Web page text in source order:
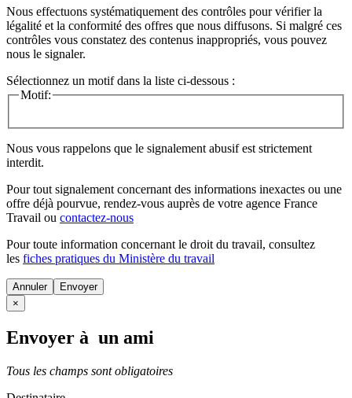
Nous effectuons systématiquement des contrôles pour vérifier la
légalité et la conformité des offres que nous diffusons. Si malgré ces
contrôles vous constatez des contenus inappropriés, vous pouvez
nous le signaler.
Sélectionnez un motif dans la liste ci-dessous :
Motif:
Nous vous rappelons que le signalement abusif est strictement
interdit.
Pour tout signalement concernant des informations inexactes ou une
offre déjà pourvue, rendez-vous auprès de votre agence France
Travail ou contactez-nous
Pour toute information concernant le droit du travail, consultez
les fiches pratiques du Ministère du travail
Annuler
×
Envoyer à un ami
Tous les champs sont obligatoires